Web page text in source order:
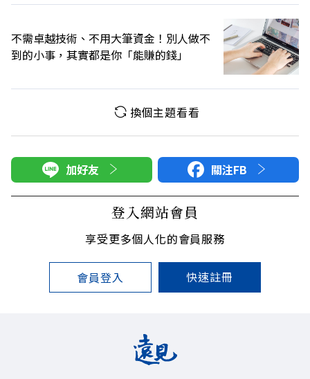
不需卓越技術、不用大筆資金！別人做不
到的小事，其實都是你「能賺的錢」
換個主題看看
加好友 關注FB
登入網站會員
享受更多個人化的會員服務
會員登入 快速註冊